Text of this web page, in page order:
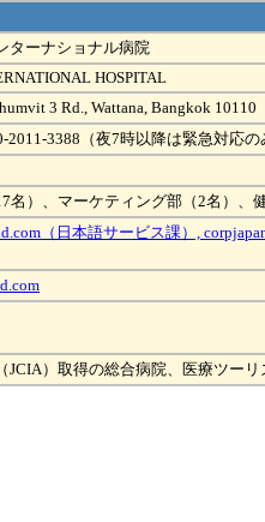
ターナショナル病院
HOSPITAL
3 Rd., Wattana, Bangkok 10110
2011-3388（夜7時以降は緊急対応
名）、マーケティング部（2名）、
（日本語サービス課）,
JCIA）取得の総合病院、医療ツー